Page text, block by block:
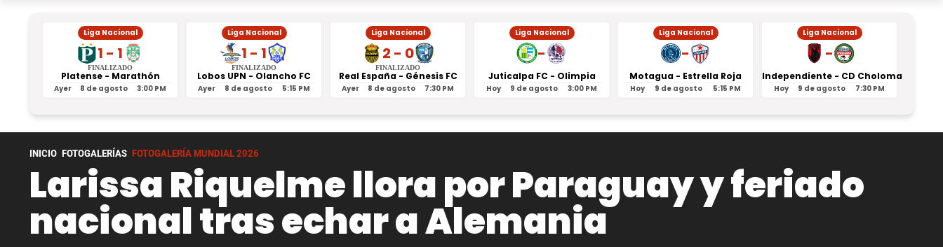
Liga Nacional
1 - 1
FINALIZADO
Platense - Marathón
Ayer 8 de agosto 3:00 PM
Liga Nacional
1 - 1
FINALIZADO
Lobos UPN - Olancho FC
Ayer 8 de agosto 5:15 PM
Liga Nacional
2 - 0
FINALIZADO
Real España - Génesis FC
Ayer 8 de agosto 7:30 PM
Liga Nacional
-
Juticalpa FC - Olimpia
Hoy 9 de agosto 3:00 PM
Liga Nacional
-
Motagua - Estrella Roja
Hoy 9 de agosto 5:15 PM
Liga Nacional
-
Independiente - CD Choloma
Hoy 9 de agosto 7:30 PM
INICIO FOTOGALERÍAS FOTOGALERÍA MUNDIAL 2026
Larissa Riquelme llora por Paraguay y feriado
nacional tras echar a Alemania